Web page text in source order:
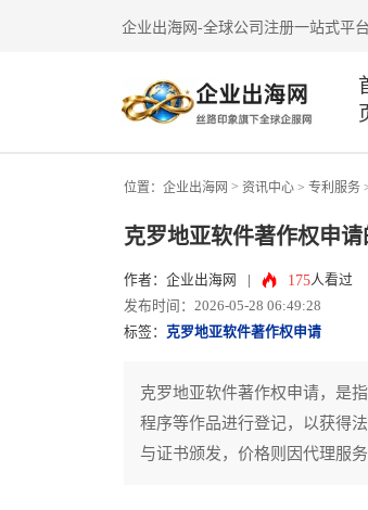
企业出海网-全球公司注册一站式平台
位置： 企业出海网 > 资讯中心 > 专利服务
克罗地亚软件著作权申
作者：企业出海网 175人看过
发布时间：2026-05-28 06:49:28
标签：
克罗地亚软件著作权申请
克罗地亚软件著作权申请，是
程序等作品进行登记，以获得
与证书颁发，价格则因代理服